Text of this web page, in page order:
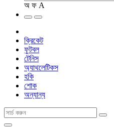
অ ফ A
ক্রিকেট
ফুটবল
টেনিস
অ্যাথলেটিকস
হকি
শোক
অন্যান্য